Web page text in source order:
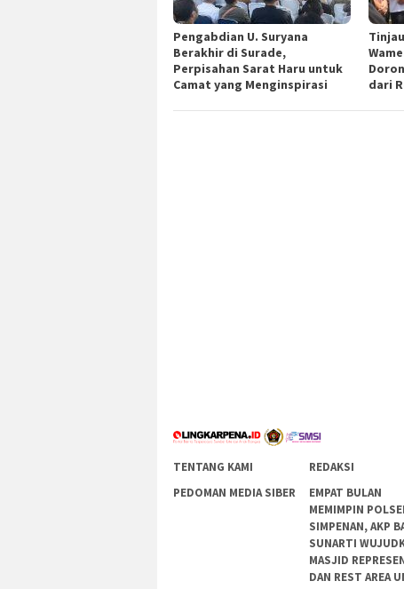
Pengabdian U. Suryana
Berakhir di Surade,
Perpisahan Sarat Haru untuk
Camat yang Menginspirasi
dari
TENTANG KAMI REDAKSI
PEDOMAN MEDIA SIBER
EMPAT BULAN
MEMIMPIN
SIMPENAN, AKP
SUNARTI
MASJID
DAN REST AREA